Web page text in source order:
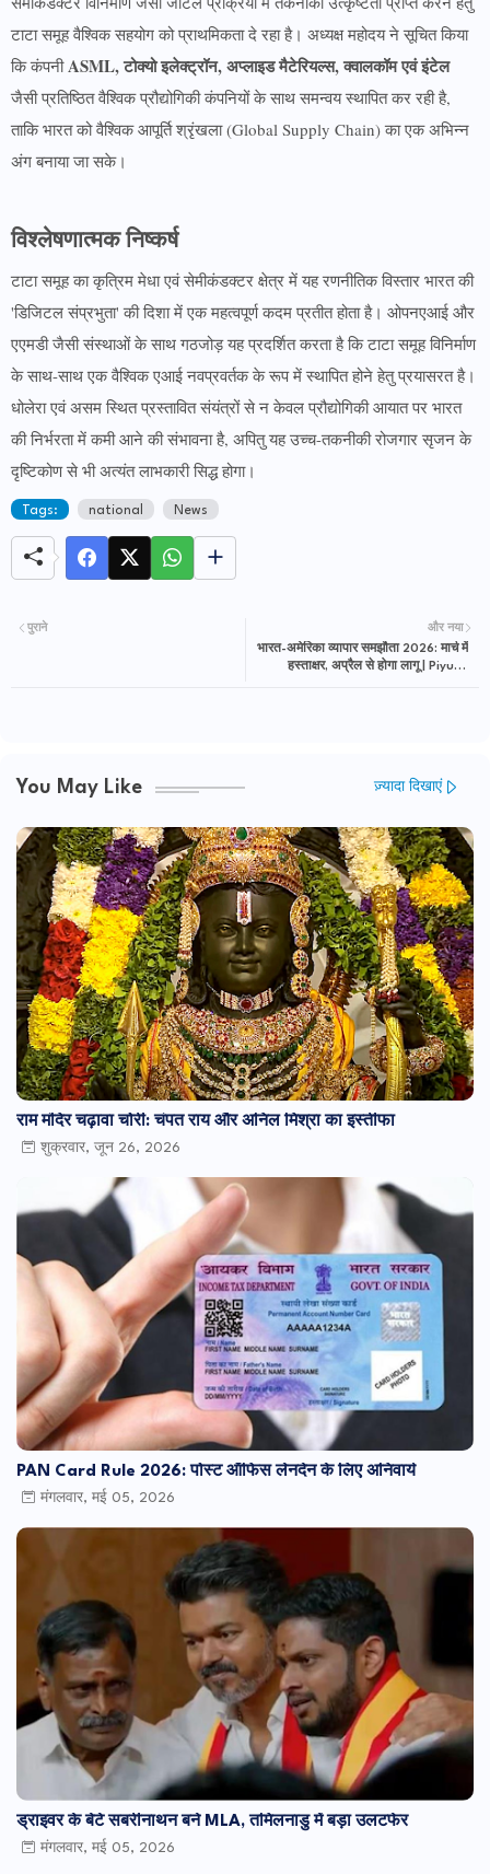
टाटा समूह वैश्विक सहयोग को प्राथमिकता दे रहा है। अध्यक्ष महोदय ने सूचित किया
कि कंपनीASML, टोक्यो इलेक्ट्रॉन, अप्लाइड मैटेरियल्स, क्वालकॉम एवं इंटेल
जैसी प्रतिष्ठित वैश्विक प्रौद्योगिकी कंपनियों के साथ समन्वय स्थापित कर रही है,
ताकि भारत को वैश्विक आपूर्ति श्रृंखला (Global Supply Chain) का एक अभिन्न
अंग बनाया जा सके।
विश्लेषणात्मक निष्कर्ष
टाटा समूह का कृत्रिम मेधा एवं सेमीकंडक्टर क्षेत्र में यह रणनीतिक विस्तार भारत की
'डिजिटल संप्रभुता' की दिशा में एक महत्वपूर्ण कदम प्रतीत होता है। ओपनएआई और
एएमडी जैसी संस्थाओं के साथ गठजोड़ यह प्रदर्शित करता है कि टाटा समूह विनिर्माण
के साथ-साथ एक वैश्विक एआई नवप्रवर्तक के रूप में स्थापित होने हेतु प्रयासरत है।
धोलेरा एवं असम स्थित प्रस्तावित संयंत्रों से न केवल प्रौद्योगिकी आयात पर भारत
की निर्भरता में कमी आने की संभावना है, अपितु यह उच्च-तकनीकी रोजगार सृजन के
दृष्टिकोण से भी अत्यंत लाभकारी सिद्ध होगा।
Tags: national News
और नया
भारत-अमेरिका व्यापार समझौता 2026: मार्च में
हस्ताक्षर, अप्रैल से होगा लागू | Piyush
पुराने
You May Like ज़्यादा दिखाएं
राम मंदिर चढ़ावा चोरी: चंपत राय और अनिल मिश्रा का इस्तीफा
शुक्रवार, जून 26, 2026
PAN Card Rule 2026: पोस्ट ऑफिस लेनदेन के लिए अनिवार्य
मंगलवार, मई 05, 2026
ड्राइवर के बेटे सबरीनाथन बने MLA, तमिलनाडु में बड़ा उलटफेर
मंगलवार, मई 05, 2026